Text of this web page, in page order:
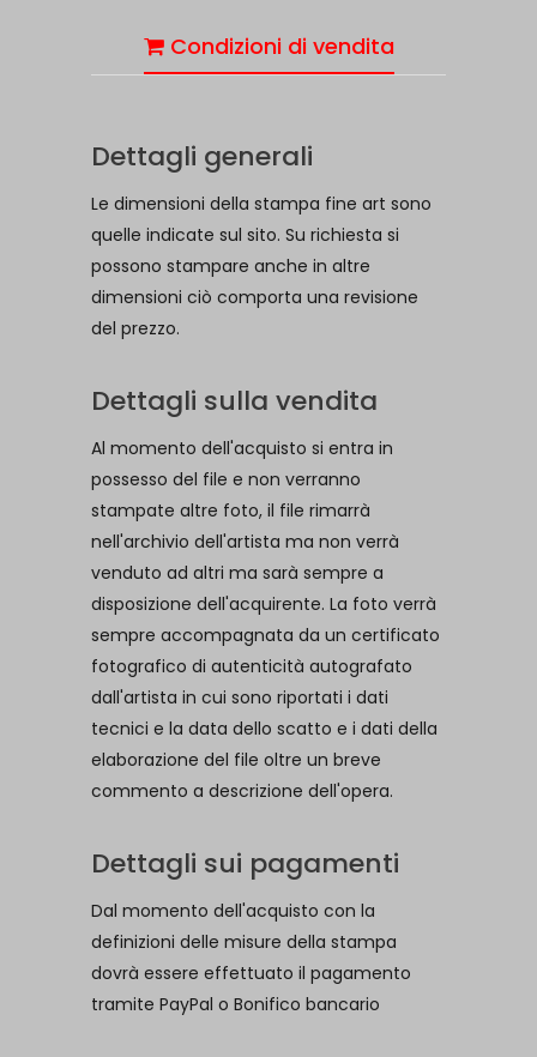
Condizioni di vendita
Dettagli generali
Le dimensioni della stampa fine art sono
quelle indicate sul sito. Su richiesta si
possono stampare anche in altre
dimensioni ciò comporta una revisione
del prezzo.
Dettagli sulla vendita
Al momento dell'acquisto si entra in
possesso del file e non verranno
stampate altre foto, il file rimarrà
nell'archivio dell'artista ma non verrà
venduto ad altri ma sarà sempre a
disposizione dell'acquirente. La foto verrà
sempre accompagnata da un certificato
fotografico di autenticità autografato
dall'artista in cui sono riportati i dati
tecnici e la data dello scatto e i dati della
elaborazione del file oltre un breve
commento a descrizione dell'opera.
Dettagli sui pagamenti
Dal momento dell'acquisto con la
definizioni delle misure della stampa
dovrà essere effettuato il pagamento
tramite PayPal o Bonifico bancario